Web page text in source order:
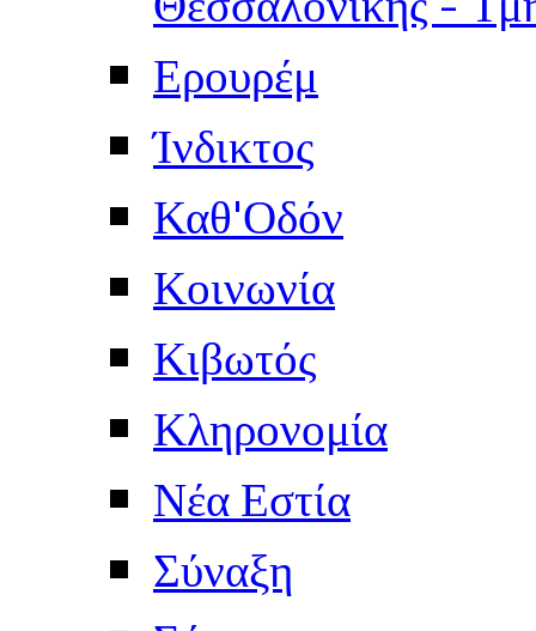
Ερουρέμ
Ίνδικτος
Καθ'Οδόν
Κοινωνία
Κιβωτός
Κληρονομία
Νέα Εστία
Σύναξη